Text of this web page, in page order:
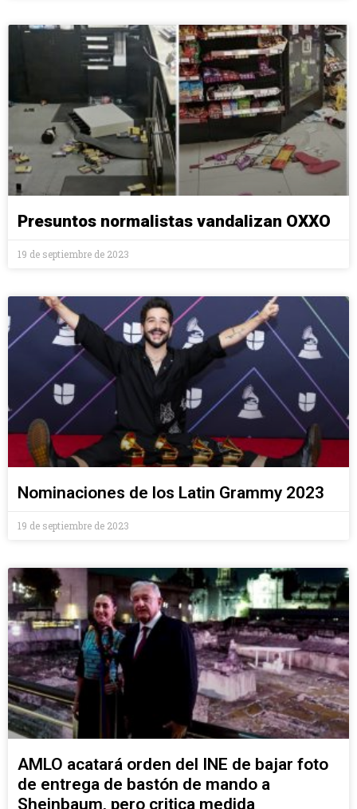
Presuntos normalistas vandalizan OXXO
19 de septiembre de 2023
Nominaciones de los Latin Grammy 2023
19 de septiembre de 2023
AMLO acatará orden del INE de bajar foto
de entrega de bastón de mando a
Sheinbaum, pero critica medida